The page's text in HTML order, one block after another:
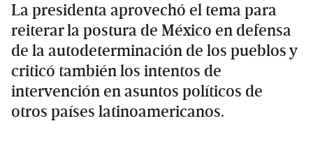
La presidenta aprovechó el tema para
reiterar la postura de México en defensa
de la autodeterminación de los pueblos y
criticó también los intentos de
intervención en asuntos políticos de
otros países latinoamericanos.